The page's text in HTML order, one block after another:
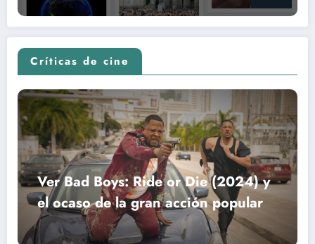
Críticas de cine
Ver Bad Boys: Ride or Die (2024) y
el ocaso de la gran acción popular